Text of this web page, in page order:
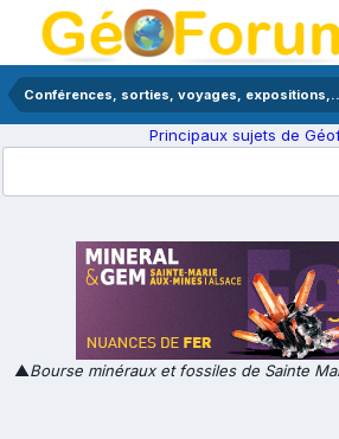
Conférences, sorties, voyages,
Principaux sujets de
▲Bourse minéraux et fossiles de Sainte